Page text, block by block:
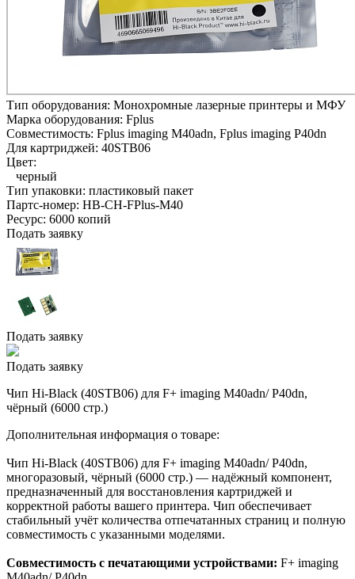
Тип оборудования: Монохромные лазерные принтеры и МФУ
Марка оборудования: Fplus
Совместимость: Fplus imaging M40adn, Fplus imaging P40dn
Для картриджей: 40STB06
Цвет:
черный
Тип упаковки: пластиковый пакет
Партс-номер: HB-CH-FPlus-M40
Ресурс: 6000 копий
Подать заявку
Подать заявку
Подать заявку
Чип Hi-Black (40STB06) для F+ imaging M40adn/ P40dn,
чёрный (6000 стр.)
Дополнительная информация о товаре:
Чип Hi-Black (40STB06) для F+ imaging M40adn/ P40dn,
многоразовый, чёрный (6000 стр.) — надёжный компонент,
предназначенный для восстановления картриджей и
корректной работы вашего принтера. Чип обеспечивает
стабильный учёт количества отпечатанных страниц и полную
совместимость с указанными моделями.
Совместимость с печатающими устройствами: F+ imaging